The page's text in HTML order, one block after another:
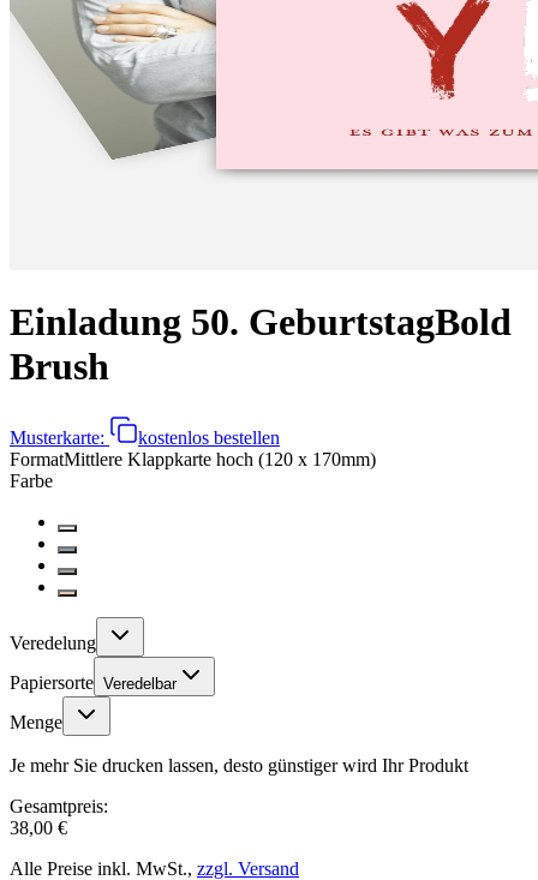
Einladung 50. GeburtstagBold
Brush
Musterkarte:
kostenlos bestellen
FormatMittlere Klappkarte hoch (120 x 170mm)
Farbe
Veredelung
Papiersorte Veredelbar
Menge
Je mehr Sie drucken lassen, desto günstiger wird Ihr Produkt
Gesamtpreis:
38,00 €
Alle Preise inkl. MwSt., zzgl. Versand